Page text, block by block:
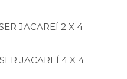
JACAREÍ 2 X 4
JACAREÍ 4 X 4